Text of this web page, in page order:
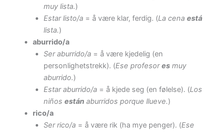
muy lista.)
Estar listo/a = å være klar, ferdig. (La cenaestá
lista.)
aburrido/a
Ser aburrido/a = å være kjedelig (en
personlighetstrekk). (Ese profesores muy
aburrido.)
Estar aburrido/a = å kjede seg (en følelse). (Los
niñosestán aburridos porque llueve.)
rico/a
Ser rico/a = å være rik (ha mye penger). (Ese